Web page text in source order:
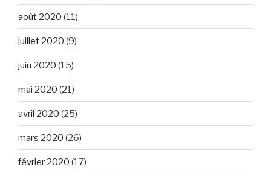
août 2020 (11)
juillet 2020 (9)
juin 2020 (15)
mai 2020 (21)
avril 2020 (25)
mars 2020 (26)
février 2020 (17)